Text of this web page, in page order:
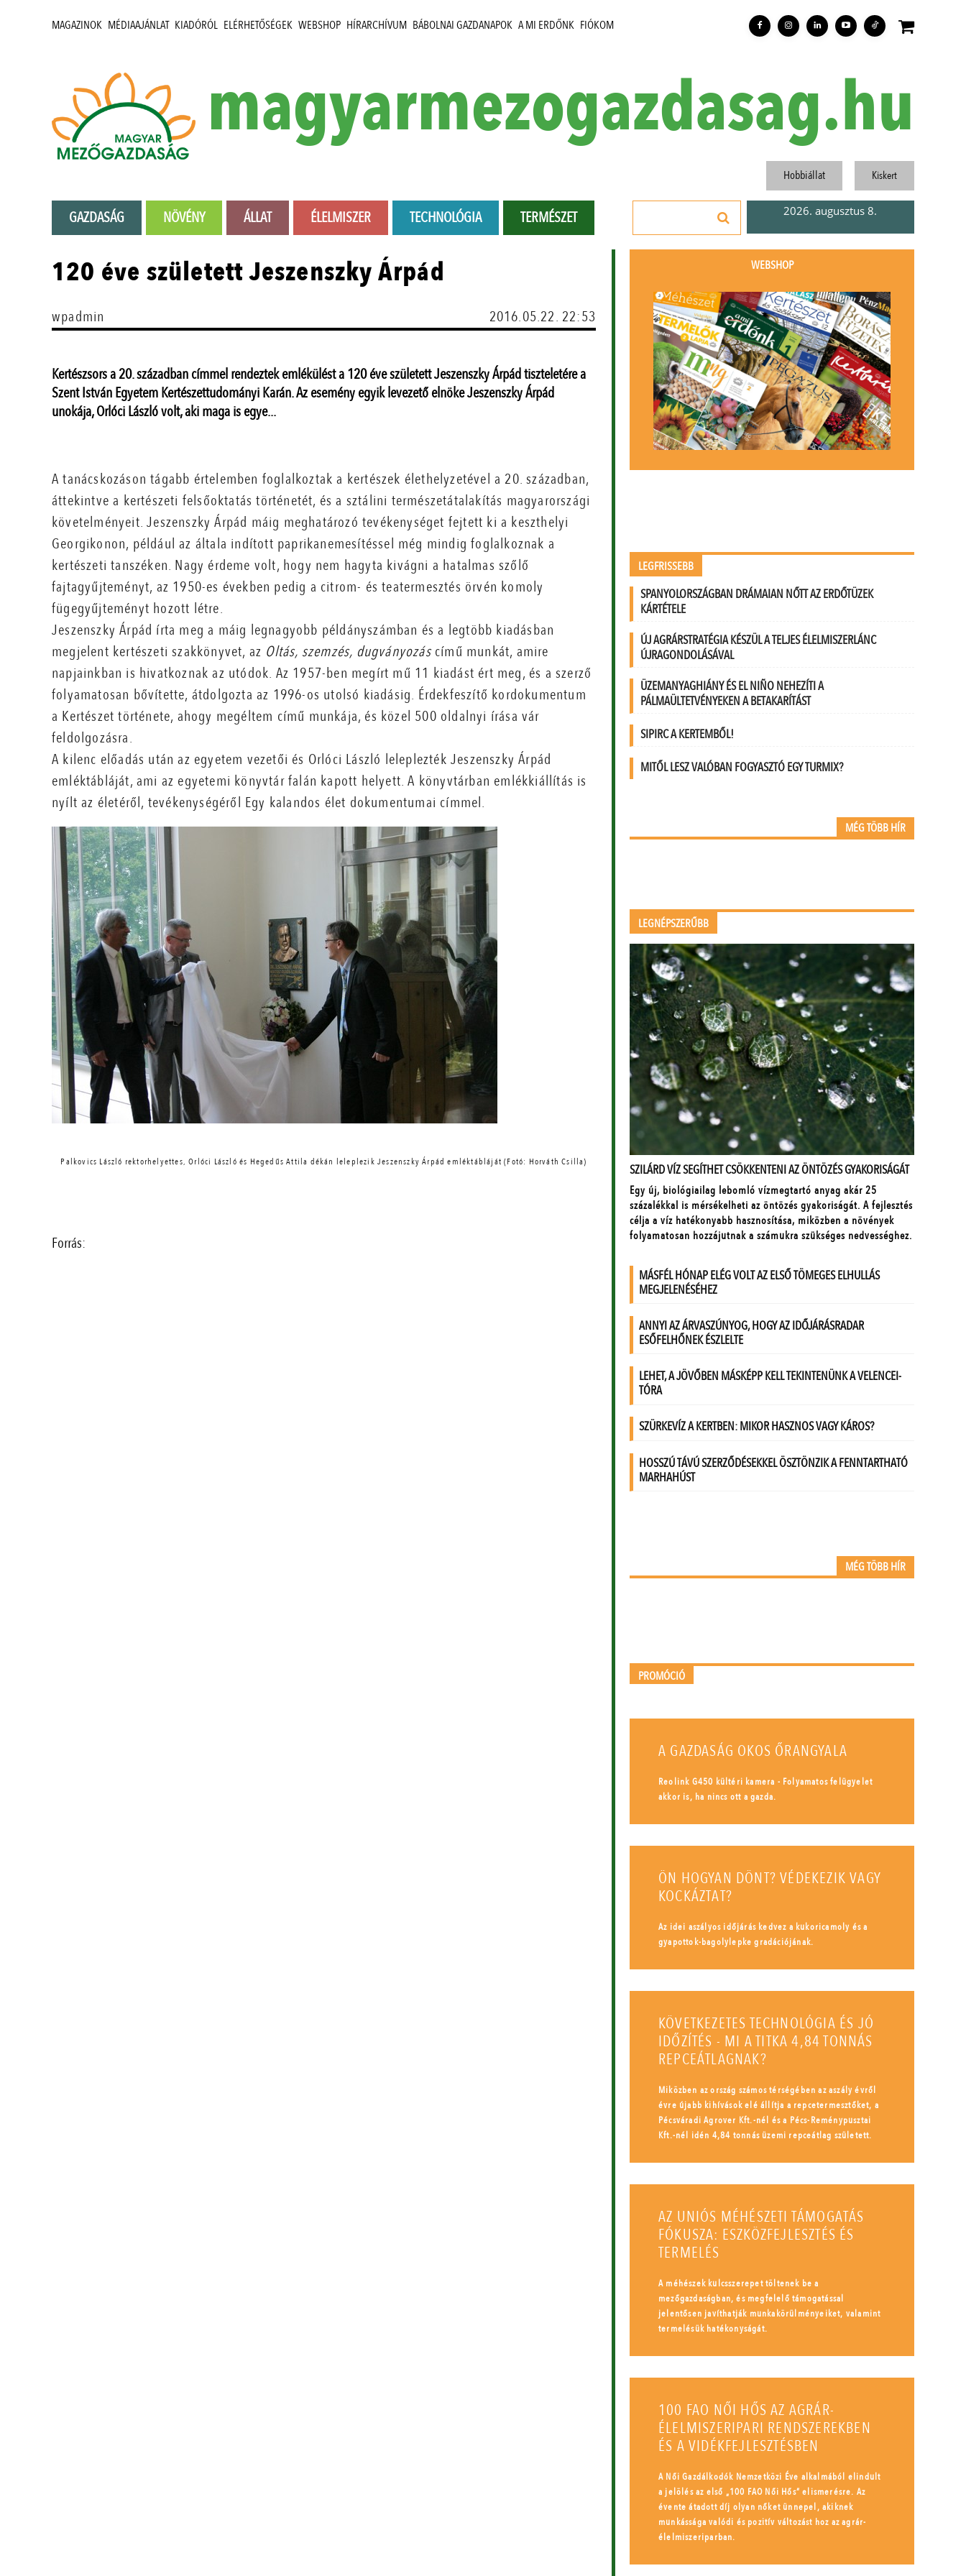
MAGAZINOK MÉDIAAJÁNLAT KIADÓRÓL ELÉRHETŐSÉGEK WEBSHOP HÍRARCHÍVUM BÁBOLNAI GAZDANAPOK A MI ERDŐNK FIÓKOM
magyarmezogazdasag.hu
GAZDASÁG NÖVÉNY ÁLLAT ÉLELMISZER TECHNOLÓGIA TERMÉSZET
Hobbiállat Kiskert
2026. augusztus 8.
120 éve született Jeszenszky Árpád
wpadmin 2016.05.22. 22:53
Kertészsors a 20. században címmel rendeztek emlékülést a 120 éve született Jeszenszky Árpád tiszteletére a
Szent István Egyetem Kertészettudományi Karán. Az esemény egyik levezető elnöke Jeszenszky Árpád
unokája, Orlóci László volt, aki maga is egye...
A tanácskozáson tágabb értelemben foglalkoztak a kertészek élethelyzetével a 20. században,
áttekintve a kertészeti felsőoktatás történetét, és a sztálini természetátalakítás magyarországi
követelményeit. Jeszenszky Árpád máig meghatározó tevékenységet fejtett ki a keszthelyi
Georgikonon, például az általa indított paprikanemesítéssel még mindig foglalkoznak a
kertészeti tanszéken. Nagy érdeme volt, hogy nem hagyta kivágni a hatalmas szőlő
fajtagyűjteményt, az 1950-es években pedig a citrom- és teatermesztés örvén komoly
fügegyűjteményt hozott létre.
Jeszenszky Árpád írta meg a máig legnagyobb példányszámban és a legtöbb kiadásban
megjelent kertészeti szakkönyvet, az Oltás, szemzés, dugványozáscímű munkát, amire
napjainkban is hivatkoznak az utódok. Az 1957-ben megírt mű 11 kiadást ért meg, és a szerző
folyamatosan bővítette, átdolgozta az 1996-os utolsó kiadásig. Érdekfeszítő kordokumentum
a Kertészet története, ahogy megéltem című munkája, és közel 500 oldalnyi írása vár
feldolgozásra.
A kilenc előadás után az egyetem vezetői és Orlóci László leleplezték Jeszenszky Árpád
emléktábláját, ami az egyetemi könyvtár falán kapott helyett. A könyvtárban emlékkiállítás is
nyílt az életéről, tevékenységéről Egy kalandos élet dokumentumai címmel.
Palkovics László rektorhelyettes, Orlóci László és Hegedűs Attila dékán leleplezik Jeszenszky Árpád emléktábláját (Fotó: Horváth Csilla)
Forrás:
WEBSHOP
LEGFRISSEBB
SPANYOLORSZÁGBAN DRÁMAIAN NŐTT AZ ERDŐTÜZEK
KÁRTÉTELE
ÚJ AGRÁRSTRATÉGIA KÉSZÜL A TELJES ÉLELMISZERLÁNC
ÚJRAGONDOLÁSÁVAL
ÜZEMANYAGHIÁNY ÉS EL NIÑO NEHEZÍTI A
PÁLMAÜLTETVÉNYEKEN A BETAKARÍTÁST
SIPIRC A KERTEMBŐL!
MITŐL LESZ VALÓBAN FOGYASZTÓ EGY TURMIX?
MÉG TÖBB HÍR
LEGNÉPSZERŰBB
MÉG TÖBB HÍR
PROMÓCIÓ
A GAZDASÁG OKOS ŐRANGYALA
Reolink G450 kültéri kamera - Folyamatos felügyelet
akkor is, ha nincs ott a gazda.
ÖN HOGYAN DÖNT? VÉDEKEZIK VAGY
KOCKÁZTAT?
Az idei aszályos időjárás kedvez a kukoricamoly és a
gyapottok-bagolylepke gradációjának.
KÖVETKEZETES TECHNOLÓGIA ÉS JÓ
IDŐZÍTÉS - MI A TITKA 4,84 TONNÁS
REPCEÁTLAGNAK?
Miközben az ország számos térségében az aszály évről
évre újabb kihívások elé állítja a repcetermesztőket, a
Pécsváradi Agrover Kft.-nél és a Pécs-Reménypusztai
Kft.-nél idén 4,84 tonnás üzemi repceátlag született.
AZ UNIÓS MÉHÉSZETI TÁMOGATÁS
FÓKUSZA: ESZKÖZFEJLESZTÉS ÉS
TERMELÉS
A méhészek kulcsszerepet töltenek be a
mezőgazdaságban, és megfelelő támogatással
jelentősen javíthatják munkakörülményeiket, valamint
termelésük hatékonyságát.
100 FAO NŐI HŐS AZ AGRÁR-
ÉLELMISZERIPARI RENDSZEREKBEN
ÉS A VIDÉKFEJLESZTÉSBEN
A Női Gazdálkodók Nemzetközi Éve alkalmából elindult
a jelölés az első „100 FAO Női Hős” elismerésre. Az
évente átadott díj olyan nőket ünnepel, akiknek
munkássága valódi és pozitív változást hoz az agrár-
élelmiszeriparban.